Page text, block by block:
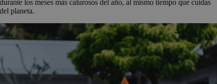
durante los meses más calurosos del año, al mismo tiempo que cuidas
del planeta.